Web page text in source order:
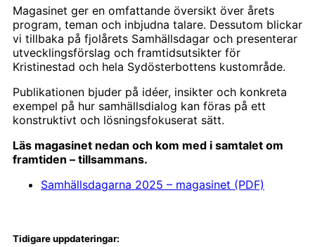
Magasinet ger en omfattande översikt över årets
program, teman och inbjudna talare. Dessutom blickar
vi tillbaka på fjolårets Samhällsdagar och presenterar
utvecklingsförslag och framtidsutsikter för
Kristinestad och hela Sydösterbottens kustområde.
Publikationen bjuder på idéer, insikter och konkreta
exempel på hur samhällsdialog kan föras på ett
konstruktivt och lösningsfokuserat sätt.
Läs magasinet nedan och kom med i samtalet om
framtiden – tillsammans.
Samhällsdagarna 2025 – magasinet (PDF)
Tidigare uppdateringar: